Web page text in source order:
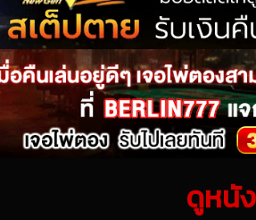
ดูหนั